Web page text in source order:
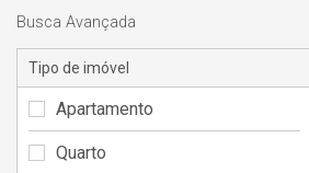
Busca Avançada
Tipo de imóvel
Apartamento
Quarto